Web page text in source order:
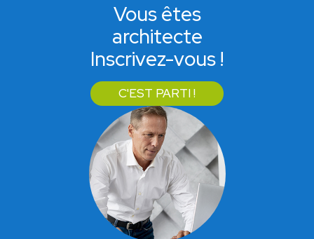
Vous êtes
architecte
Inscrivez-vous !
C'EST PARTI !